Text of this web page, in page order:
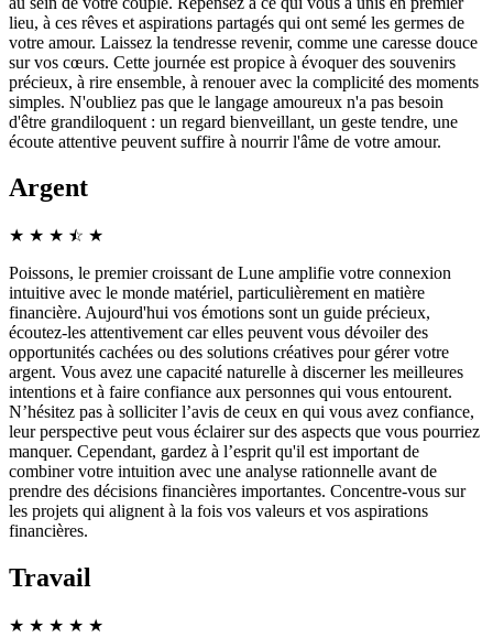
lieu, à ces rêves et aspirations partagés qui ont semé les germes de
votre amour. Laissez la tendresse revenir, comme une caresse douce
sur vos cœurs. Cette journée est propice à évoquer des souvenirs
précieux, à rire ensemble, à renouer avec la complicité des moments
simples. N'oubliez pas que le langage amoureux n'a pas besoin
d'être grandiloquent : un regard bienveillant, un geste tendre, une
écoute attentive peuvent suffire à nourrir l'âme de votre amour.
Argent
★ ★ ★ ☆
★ ★
Poissons, le premier croissant de Lune amplifie votre connexion
intuitive avec le monde matériel, particulièrement en matière
financière. Aujourd'hui vos émotions sont un guide précieux,
écoutez-les attentivement car elles peuvent vous dévoiler des
opportunités cachées ou des solutions créatives pour gérer votre
argent. Vous avez une capacité naturelle à discerner les meilleures
intentions et à faire confiance aux personnes qui vous entourent.
N’hésitez pas à solliciter l’avis de ceux en qui vous avez confiance,
leur perspective peut vous éclairer sur des aspects que vous pourriez
manquer. Cependant, gardez à l’esprit qu'il est important de
combiner votre intuition avec une analyse rationnelle avant de
prendre des décisions financières importantes. Concentre-vous sur
les projets qui alignent à la fois vos valeurs et vos aspirations
financières.
Travail
★ ★ ★ ★ ★